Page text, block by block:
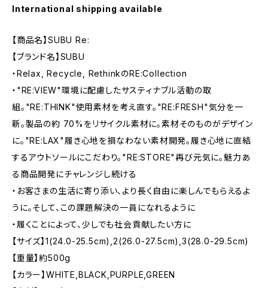
International shipping available
【商品名】SUBU Re:
【ブランド名】SUBU
・Relax, Recycle, RethinkのRE:Collection
・"RE:VIEW"環境に配慮したサスティナブル活動の取
組。"RE:THINK"使用素材を考え直す。"RE:FRESH"気分を一
新。製品の約 70%をリサイクル素材に。素材そのものがデザイン
に。"RE:LAX"履き心地を損なわない素材開発。履き心地に直結
するアウトソールにこだわり。"RE:STORE"再び元気に。魅力あ
る商品開発にチャレンジし続ける
・お客さまの生活に寄り添い、より長く自由に楽しんでもらえるよ
うに。そして、この課題解決の一員になれるように
・履くことによって、少しでも社会貢献したい方に
【サイズ】1(24.0-25.5cm),2(26.0-27.5cm),3(28.0-29.5cm)
【重量】約500g
【カラー】WHITE,BLACK,PURPLE,GREEN